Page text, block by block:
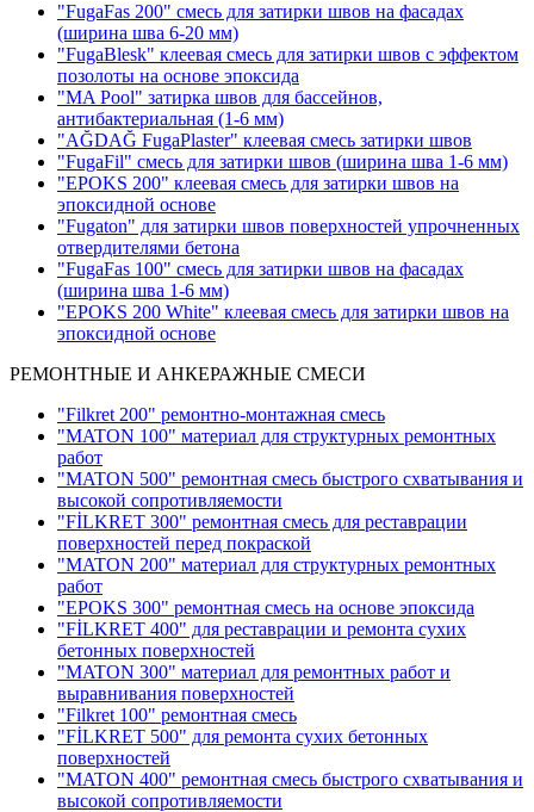
"FugaFas 200" смесь для затирки швов на фасадах
(ширина шва 6-20 мм)
"FugaBlesk" клеевая смесь для затирки швов с эффектом
позолоты на основе эпоксида
"MA Pool" затирка швов для бассейнов,
антибактериальная (1-6 мм)
"AĞDAĞ FugaPlaster" клеевая смесь затирки швов
"FugaFil" смесь для затирки швов (ширина шва 1-6 мм)
"EPOKS 200" клеевая смесь для затирки швов на
эпоксидной основе
"Fugaton" для затирки швов поверхностей упрочненных
отвердителями бетона
"FugaFas 100" смесь для затирки швов на фасадах
(ширина шва 1-6 мм)
"EPOKS 200 White" клеевая смесь для затирки швов на
эпоксидной основе
РЕМОНТНЫЕ И АНКЕРАЖНЫЕ СМЕСИ
"Filkret 200" pемонтно-монтажная смесь
"MATON 100" материал для структурных ремонтных
работ
"MATON 500" ремонтная смесь быстрого схватывания и
высокой сопротивляемости
"FİLKRET 300" ремонтная смесь для реставрации
поверхностей перед покраской
"MATON 200" материал для структурных ремонтных
работ
"EPOKS 300" ремонтная смесь на основе эпоксида
"FİLKRET 400" для реставрации и ремонта сухих
бетонных поверхностей
"MATON 300" материал для ремонтных работ и
выравнивания поверхностей
"Filkret 100" ремонтная смесь
"FİLKRET 500" для ремонта сухих бетонных
поверхностей
"MATON 400" ремонтная смесь быстрого схватывания и
высокой сопротивляемости